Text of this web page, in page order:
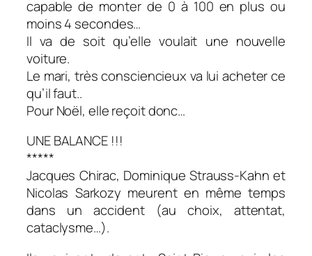
capable de monter de 0 à 100 en plus ou
moins 4 secondes…
Il va de soit qu’elle voulait une nouvelle
voiture.
Le mari, très consciencieux va lui acheter ce
qu’il faut..
Pour Noël, elle reçoit donc…
UNE BALANCE !!!
*****
Jacques Chirac, Dominique Strauss-Kahn et
Nicolas Sarkozy meurent en même temps
dans un accident (au choix, attentat,
cataclysme…).